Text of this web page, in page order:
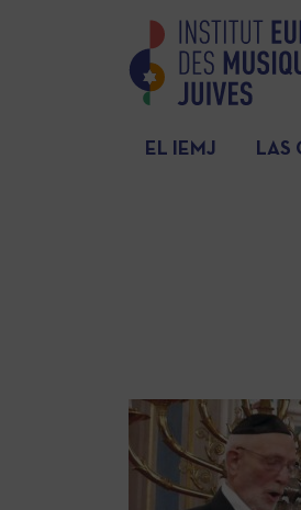
EL IEMJ LAS